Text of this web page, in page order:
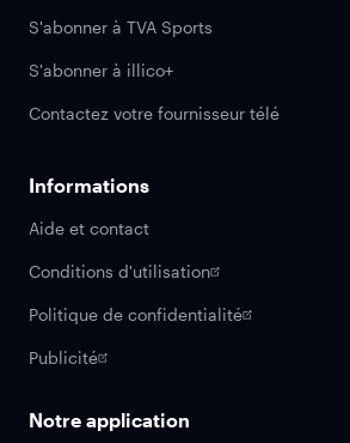
S'abonner à TVA Sports
S'abonner à illico+
Contactez votre fournisseur télé
Informations
Aide et contact
Conditions d'utilisation
Politique de confidentialité
Publicité
Notre application